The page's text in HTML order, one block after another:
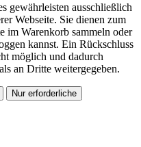
gewährleisten ausschließlich
Webseite. Sie dienen zum
im Warenkorb sammeln oder
kannst. Ein Rückschluss
möglich und dadurch
an Dritte weitergegeben.
Nur erforderliche